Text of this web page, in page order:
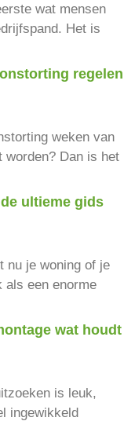
wat mensen
Het is
regelen
weken van
worden? Dan is het
ultieme gids
nu je woning of je
als een enorme
wat houdt
is leuk,
ingewikkeld